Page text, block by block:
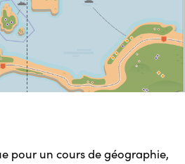
pour un cours de géographie,